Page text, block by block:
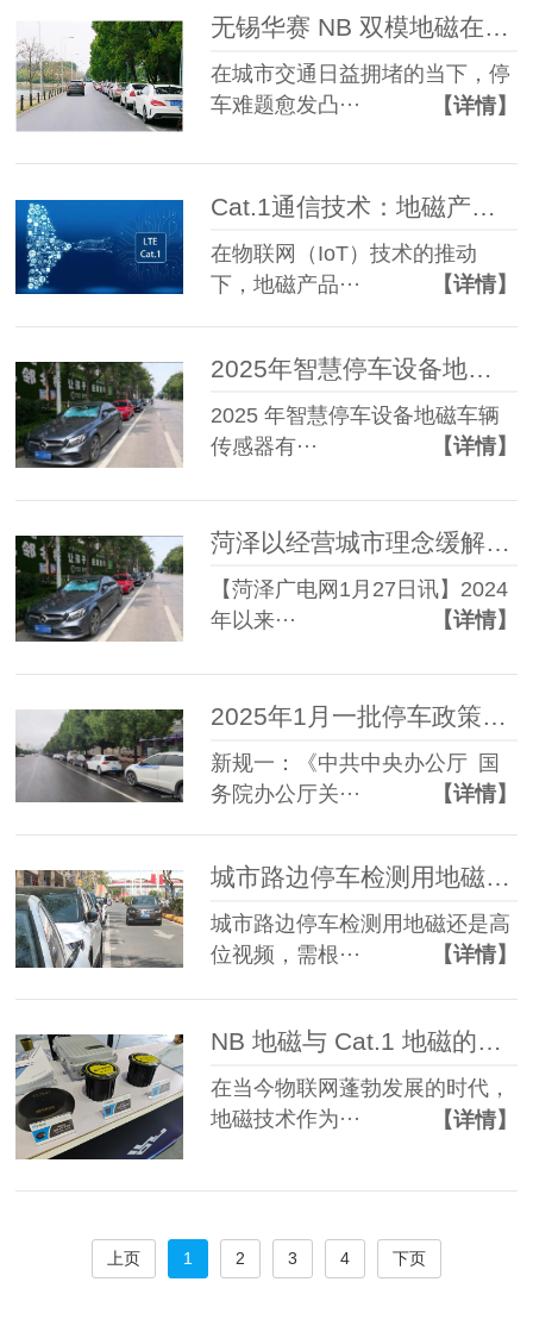
无锡华赛 NB 双模地磁在车位诱导场景的应用
在城市交通日益拥堵的当下，停
车难题愈发凸···
【详情】
Cat.1通信技术：地磁产品智能化升级的首选方案
在物联网（IoT）技术的推动
下，地磁产品···
【详情】
2025年智慧停车设备地磁车辆传感器发展趋势
2025 年智慧停车设备地磁车辆
传感器有···
【详情】
菏泽以经营城市理念缓解停车难题
【菏泽广电网1月27日讯】2024
年以来···
【详情】
2025年1月一批停车政策开始实施
新规一：《中共中央办公厅 国
务院办公厅关···
【详情】
城市路边停车检测用地磁还是高位视频？
城市路边停车检测用地磁还是高
位视频，需根···
【详情】
NB 地磁与 Cat.1 地磁的优缺点对比
在当今物联网蓬勃发展的时代，
地磁技术作为···
【详情】
上页 1 2 3 4 下页